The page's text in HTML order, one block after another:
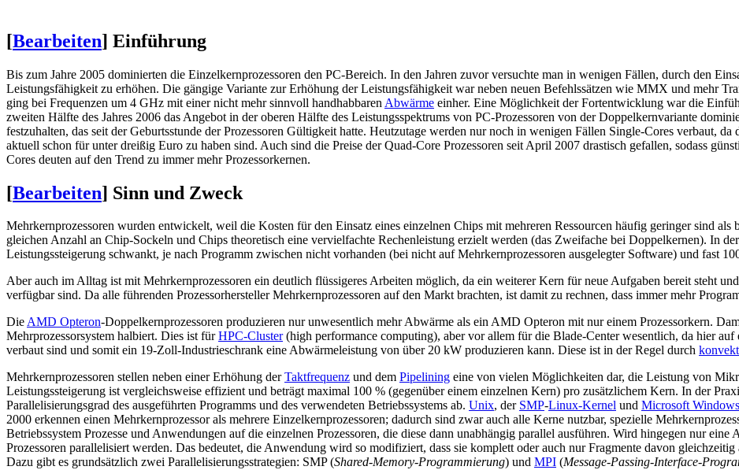
[Bearbeiten] Einführung
Bis zum Jahre 2005 dominierten die Einzelkernprozessoren den PC-Bereich. In den Jahren zuvor versuchte man in wenigen Fällen, durch den
Leistungsfähigkeit zu erhöhen. Die gängige Variante zur Erhöhung der Leistungsfähigkeit war neben neuen Befehlssätzen wie MMX und mehr
ging bei Frequenzen um 4 GHz mit einer nicht mehr sinnvoll handhabbaren Abwärme einher. Eine Möglichkeit der Fortentwicklung war die
zweiten Hälfte des Jahres 2006 das Angebot in der oberen Hälfte des Leistungsspektrums von PC-Prozessoren von der Doppelkernvariante
festzuhalten, das seit der Geburtsstunde der Prozessoren Gültigkeit hatte. Heutzutage werden nur noch in wenigen Fällen Single-Cores verbaut,
aktuell schon für unter dreißig Euro zu haben sind. Auch sind die Preise der Quad-Core Prozessoren seit April 2007 drastisch gefallen, sodass
Cores deuten auf den Trend zu immer mehr Prozessorkernen.
[Bearbeiten] Sinn und Zweck
Mehrkernprozessoren wurden entwickelt, weil die Kosten für den Einsatz eines einzelnen Chips mit mehreren Ressourcen häufig geringer sind als
gleichen Anzahl an Chip-Sockeln und Chips theoretisch eine vervielfachte Rechenleistung erzielt werden (das Zweifache bei Doppelkernen). In
Leistungssteigerung schwankt, je nach Programm zwischen nicht vorhanden (bei nicht auf Mehrkernprozessoren ausgelegter Software) und fast
Aber auch im Alltag ist mit Mehrkernprozessoren ein deutlich flüssigeres Arbeiten möglich, da ein weiterer Kern für neue Aufgaben bereit steht
verfügbar sind. Da alle führenden Prozessorhersteller Mehrkernprozessoren auf den Markt brachten, ist damit zu rechnen, dass immer mehr
DieAMD Opteron-Doppelkernprozessoren produzieren nur unwesentlich mehr Abwärme als ein AMD Opteron mit nur einem Prozessorkern.
Mehrprozessorsystem halbiert. Dies ist fürHPC-Cluster(high performance computing), aber vor allem für die Blade-Center wesentlich, da hier auf
verbaut sind und somit ein 19-Zoll-Industrieschrank eine Abwärmeleistung von über 20 kW produzieren kann. Diese ist in der Regel durch
Mehrkernprozessoren stellen neben einer Erhöhung derTaktfrequenz und dem Pipelining eine von vielen Möglichkeiten dar, die Leistung von
Leistungssteigerung ist vergleichsweise effizient und beträgt maximal 100 % (gegenüber einem einzelnen Kern) pro zusätzlichem Kern. In der
Parallelisierungsgrad des ausgeführten Programms und des verwendeten Betriebssystems ab. Unix, der SMP-Linux-Kernel und Microsoft Windows
2000 erkennen einen Mehrkernprozessor als mehrere Einzelkernprozessoren; dadurch sind zwar auch alle Kerne nutzbar, spezielle
Betriebssystem Prozesse und Anwendungen auf die einzelnen Prozessoren, die diese dann unabhängig parallel ausführen. Wird hingegen nur eine
Prozessoren parallelisiert werden. Das bedeutet, die Anwendung wird so modifiziert, dass sie komplett oder auch nur Fragmente davon gleichzeitig
Dazu gibt es grundsätzlich zwei Parallelisierungsstrategien: SMP (Shared-Memory-Programmierung) und MPI (Message-Passing-Interface-